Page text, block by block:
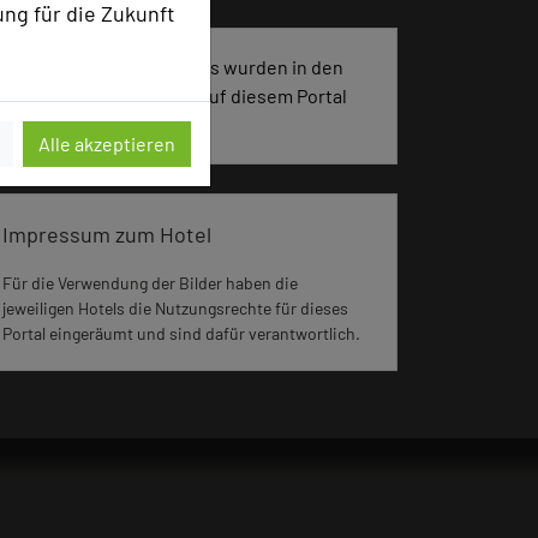
für die Zukunft
Alle akzeptieren
3374 Seiten dieses Hotels wurden in den
vergangenen 30 Tagen auf diesem Portal
aufgerufen.
Impressum zum Hotel
Für die Verwendung der Bilder haben die
jeweiligen Hotels die Nutzungsrechte für dieses
Portal eingeräumt und sind dafür verantwortlich.